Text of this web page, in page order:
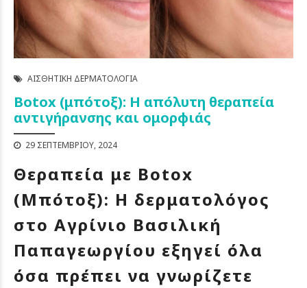
ΑΙΣΘΗΤΙΚΉ ΔΕΡΜΑΤΟΛΟΓΊΑ
Botox (μπότοξ): Η απόλυτη θεραπεία
αντιγήρανσης και ομορφιάς
29 ΣΕΠΤΕΜΒΡΊΟΥ, 2024
Θεραπεία με Botox
(Μπότοξ): Η δερματολόγος
στο Αγρίνιο Βασιλική
Παπαγεωργίου εξηγεί όλα
όσα πρέπει να γνωρίζετε